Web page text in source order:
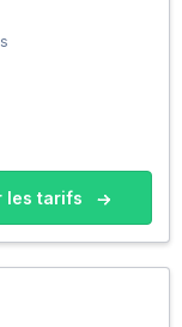
les tarifs